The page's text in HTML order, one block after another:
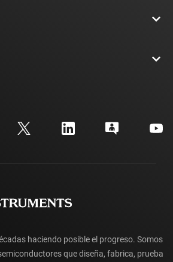
cruzadas
cliente
sobre la cuenta myTI
sobre pedidos
haciendo posible el progreso. Somos
que diseña, fabrica, prueba